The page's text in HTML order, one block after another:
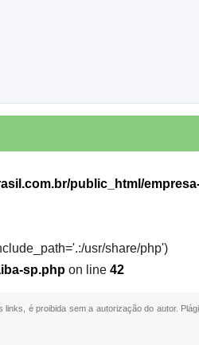
public_html/
usr/share/
sp.php on line42
é proibida sem a autorização do autor.